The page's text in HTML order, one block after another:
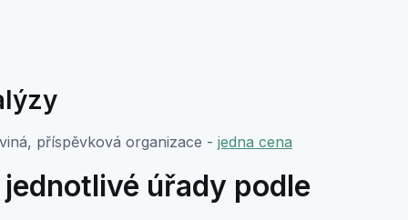
příspěvková organizace - jedna cena
jednotlivé úřady podle